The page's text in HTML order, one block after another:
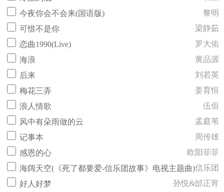
今夜你会不会来(国语版)
黎明
可惜不是你
梁静茹
恋曲1990(Live)
罗大佑
海浪
黄品源
后来
刘若英
梅花三弄
姜育恒
浪人情歌
伍佰
风中有朵雨做的云
孟庭苇
记事本
周传雄
感恩的心
欧阳菲菲
海阔天空(《死了都要爱-信乐团故事》电视主题曲)信乐团
好人好梦
孙悦&邰正宵